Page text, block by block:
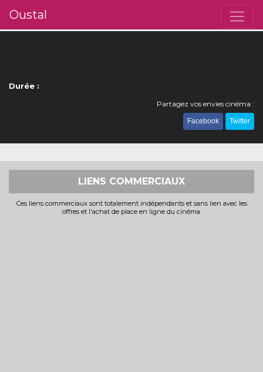
Oustal
Durée :
Partagez vos envies cinéma :
Facebook Twitter
LIENS COMMERCIAUX
Ces liens commerciaux sont totalement indépendants et sans lien avec les
offres et l'achat de place en ligne du cinéma.